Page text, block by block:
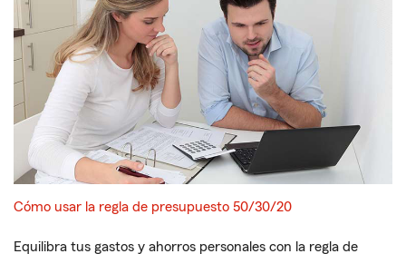
Cómo usar la regla de presupuesto 50/30/20
Equilibra tus gastos y ahorros personales con la regla de